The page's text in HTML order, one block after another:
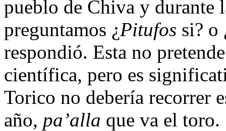
pueblo de Chiva y durante
preguntamos ¿Pitufos si? o
respondió. Esta no
científica, pero es
Torico no debería recorrer
año, pa’alla que va el toro.